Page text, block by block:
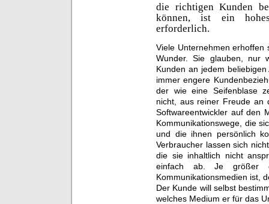
die richtigen Kunden
können, ist ein
erforderlich.
Viele Unternehmen erhoffen
Wunder. Sie glauben, nur
Kunden an jedem
immer engere
der wie eine Seifenblase
nicht, aus reiner Freude an
Softwareentwickler auf den
Kommunikationswege, die
und die ihnen persönlich
Verbraucher lassen sich
die sie inhaltlich nicht
einfach ab. Je größer
Kommunikationsmedien ist,
Der Kunde will selbst
welches Medium er für das